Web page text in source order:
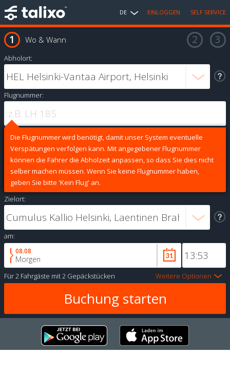
DE EINLOGGEN SELF SERVICE
Wo & Wann
Abholort:
Flugnummer:
Die Flugnummer wird benötigt, damit unser System eventuelle
Verspätungen verfolgen kann. Mit angegebener Flugnummer
können die Fahrer die Abholzeit anpassen, so dass Sie dies nicht
selber machen müssen. Wenn Sie keine Flugnummer haben,
geben Sie bitte 'Kein Flug' an.
Zielort:
am:
08.08
Morgen
Für2 Fahrgäste mit2 Gepäckstücken Weitere Optionen